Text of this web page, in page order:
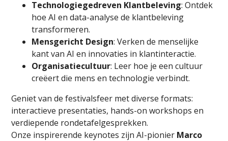
Technologiegedreven Klantbeleving: Ontdek
hoe AI en data-analyse de klantbeleving
transformeren.
Mensgericht Design: Verken de menselijke
kant van AI en innovaties in klantinteractie.
Organisatiecultuur: Leer hoe je een cultuur
creëert die mens en technologie verbindt.
Geniet van de festivalsfeer met diverse formats:
interactieve presentaties, hands-on workshops en
verdiepende rondetafelgesprekken.
Onze inspirerende keynotes zijn AI-pionier Marco